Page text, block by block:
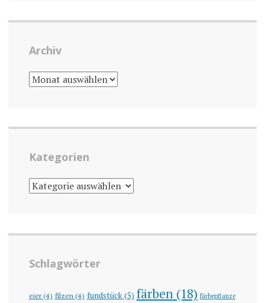
Archiv
ARCHIV
Kategorien
KATEGORIEN
Schlagwörter
eier(4) filzen (4) fundstück(5) färben(18) färbepflanze